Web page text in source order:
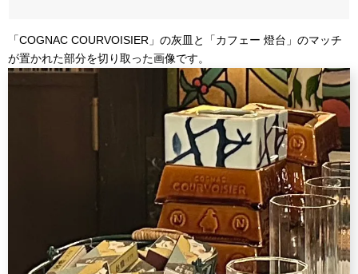
「COGNAC COURVOISIER」の灰皿と「カフェー 燈台」のマッチ
が置かれた部分を切り取った画像です。